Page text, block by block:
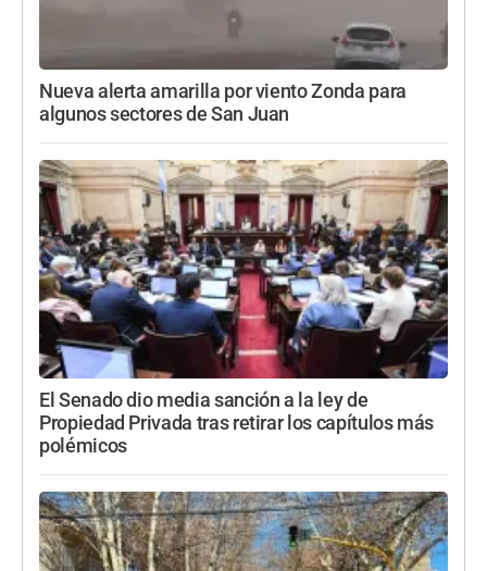
Nueva alerta amarilla por viento Zonda para
algunos sectores de San Juan
El Senado dio media sanción a la ley de
Propiedad Privada tras retirar los capítulos más
polémicos